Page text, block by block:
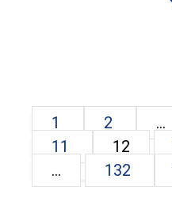
1 2 ...
11
12
...
132